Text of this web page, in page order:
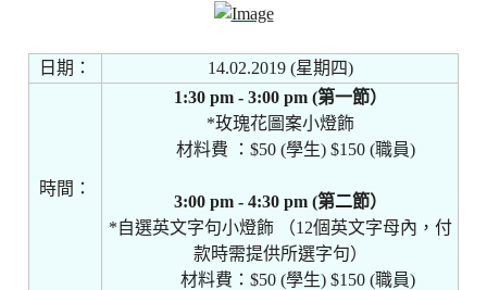
日期 ： 14.02.2019 (星期四)
時間 ：
1:30 pm - 3:00 pm (第一節）
*玫瑰花圖案小燈飾​
材料費
： $50 (學生) $150 (職員)
3:00 pm - 4:30 pm (第二節）
*自選英文字句小燈飾 ​ （12個英文字母內， 付
款時需提供所選字句）​
材料費 ： $50 (學生) $150 (職員)